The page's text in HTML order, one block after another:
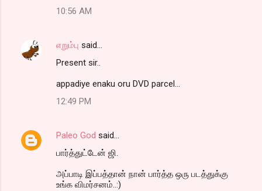
10:56 AM
எறும்பு said…
Present sir..
appadiye enaku oru DVD parcel...
12:49 PM
Paleo God said…
பார்த்துட்டேன் ஜி.
அப்பாடி இப்பத்தான் நான் பார்த்த ஒரு படத்துக்கு
உங்க விமர்சனம்..:)